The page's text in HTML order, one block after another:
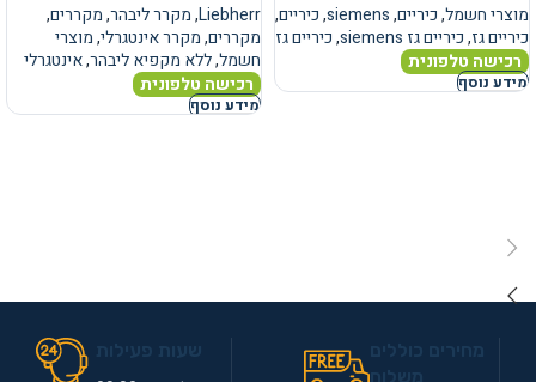
מוצרי חשמל,כיריים,
siemens
,כיריים,
כיריים גז,כיריים גז siemens ,כיריים גז
רכישה טלפונית
מידע נוסף
Liebherr
,מקרר ליבהר,מקררים,
מקררים,מקרר אינטגרלי,מוצרי
חשמל,ללא מקפיא ליבהר,אינטגרלי
רכישה טלפונית
מידע נוסף